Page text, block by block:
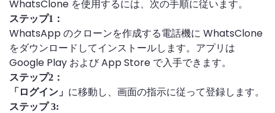
WhatsClone を使用するには、次の手順に従います。
ステップ1：
WhatsApp のクローンを作成する電話機に WhatsClone
をダウンロードしてインストールします。アプリは
Google Play および App Store で入手できます。
ステップ2：
「ログイン」 に移動し、画面の指示に従って登録します。
ステップ 3: